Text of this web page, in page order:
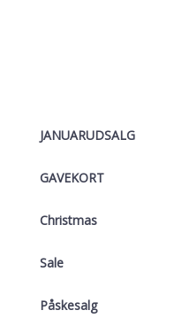
JANUARUDSALG
GAVEKORT
Christmas
Sale
Påskesalg